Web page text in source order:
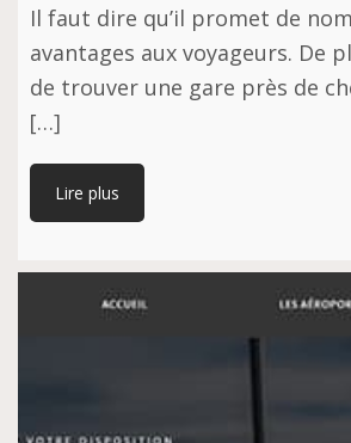
Il faut dire qu’il promet de
avantages aux voyageurs. De
de trouver une gare près de
[…]
Lire plus